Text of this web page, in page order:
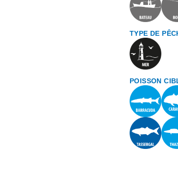
TYPE DE
POISSON